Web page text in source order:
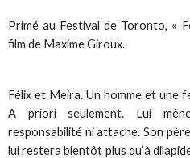
Primé au Festival de Toronto, «
film de Maxime Giroux.
Félix et Meira. Un homme et une
A priori seulement. Lui
responsabilité ni attache. Son
lui restera bientôt plus qu’à